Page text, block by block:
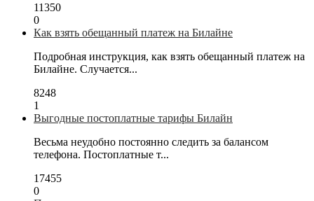
11350
0
Как взять обещанный платеж на Билайне
Подробная инструкция, как взять обещанный платеж на
Билайне. Случается...
8248
1
Выгодные постоплатные тарифы Билайн
Весьма неудобно постоянно следить за балансом
телефона. Постоплатные т...
17455
0